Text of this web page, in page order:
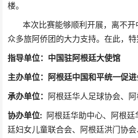
楼。
本次比赛能够顺利开展，离不开
众多旅阿侨团的大力支持。在此，特
指导单位：中国驻阿根廷大使馆
主办单位：阿根廷中国和平统一促
承办单位：
阿根廷华人足球协会、
协办单位: 阿根廷华助中心、阿根
廷妇女儿童联合会、阿根廷洪门协